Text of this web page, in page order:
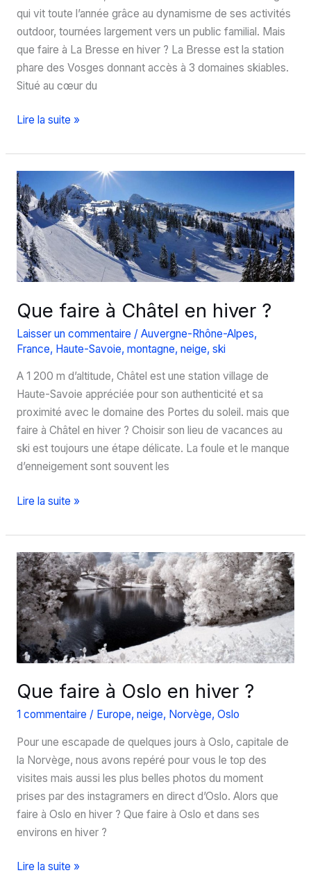
qui vit toute l’année grâce au dynamisme de ses activités
outdoor, tournées largement vers un public familial. Mais
que faire à La Bresse en hiver ? La Bresse est la station
phare des Vosges donnant accès à 3 domaines skiables.
Situé au cœur du
Que
à
La
Bresse
en
hiver
?
Lire la suite »
Que faire à Châtel en hiver ?
Laisser un commentaire / Auvergne-Rhône-Alpes,
France, Haute-Savoie, montagne, neige, ski
A 1 200 m d’altitude, Châtel est une station village de
Haute-Savoie appréciée pour son authenticité et sa
proximité avec le domaine des Portes du soleil. mais que
faire à Châtel en hiver ? Choisir son lieu de vacances au
ski est toujours une étape délicate. La foule et le manque
d’enneigement sont souvent les
Que
à
Châtel
en
hiver
?
Lire la suite »
Que faire à Oslo en hiver ?
1 commentaire / Europe, neige, Norvège, Oslo
Pour une escapade de quelques jours à Oslo, capitale de
la Norvège, nous avons repéré pour vous le top des
visites mais aussi les plus belles photos du moment
prises par des instagramers en direct d’Oslo. Alors que
faire à Oslo en hiver ? Que faire à Oslo et dans ses
environs en hiver ?
Que
Lire la suite »